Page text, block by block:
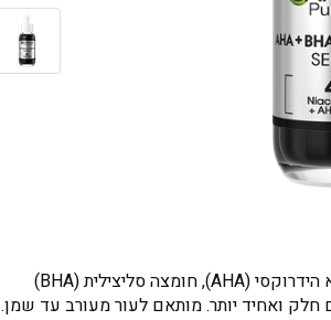
סרום הפחם הראשון של גרנייה הוא מוצר ייחודי המשלב ריכוז גבוה של מרכיבים פעילים יעילים - 4% שילוב של חומצות אלפא הידרוקסי (AHA), חומצה סליצילית (BHA)
חלק ואחיד יותר. מותאם לעור מעורב עד שמן.